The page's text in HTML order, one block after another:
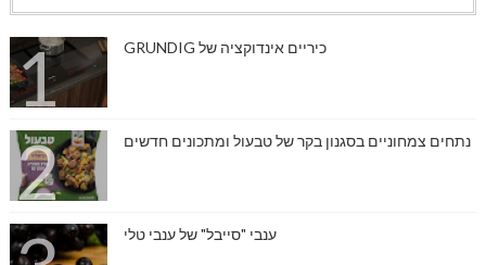
כיריים אינדוקציה של GRUNDIG
נתחים צמחוניים בסגנון בקר של טבעול ומתכונים חדשים
ענבי "סייבל" של ענבי טלי